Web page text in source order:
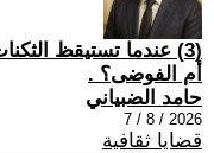
(3) عندما تستيقظ
أم الفوضى؟ .
حامد الضبياني
2026 / 8 / 7
قضايا ثقافية